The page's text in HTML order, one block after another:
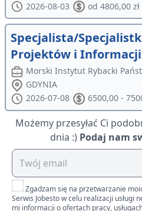
2026-08-03
od 4806,00 zł
Specjalista/
Projektów i Informacji
Morski Instytut Rybacki
GDYNIA
2026-07-08
6500,00 -
Możemy przesyłać Ci
dnia :) Podaj nam
Zgadzam się na przetwarzanie
Serwis Jobesto w celu realizacji usługi
mi informacji o ofertach pracy,